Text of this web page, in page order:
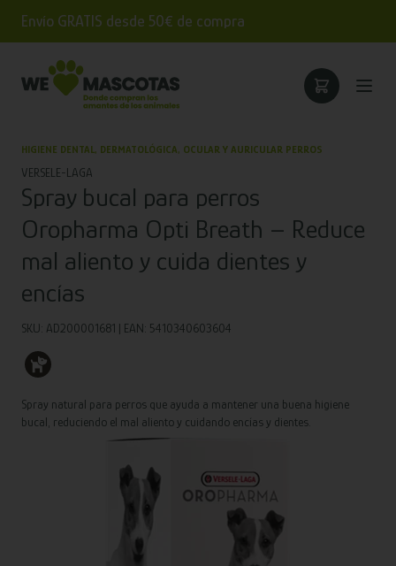
Envío GRATIS desde 50€ de compra
HIGIENE DENTAL, DERMATOLÓGICA, OCULAR Y AURICULAR PERROS
VERSELE-LAGA
Spray bucal para perros
Oropharma Opti Breath – Reduce
mal aliento y cuida dientes y
encías
SKU: AD200001681 | EAN: 5410340603604
Spray natural para perros que ayuda a mantener una buena higiene
bucal, reduciendo el mal aliento y cuidando encías y dientes.